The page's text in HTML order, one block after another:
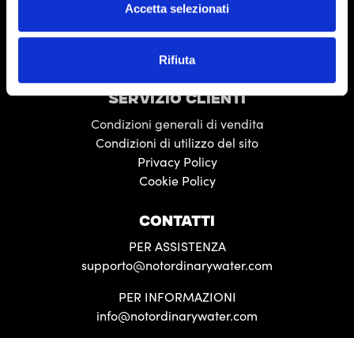
Accetta selezionati
Rifiuta
SERVIZIO CLIENTI
Condizioni generali di vendita
Condizioni di utilizzo del sito
Privacy Policy
Cookie Policy
CONTATTI
PER ASSISTENZA
supporto@notordinarywater.com
PER INFORMAZIONI
info@notordinarywater.com